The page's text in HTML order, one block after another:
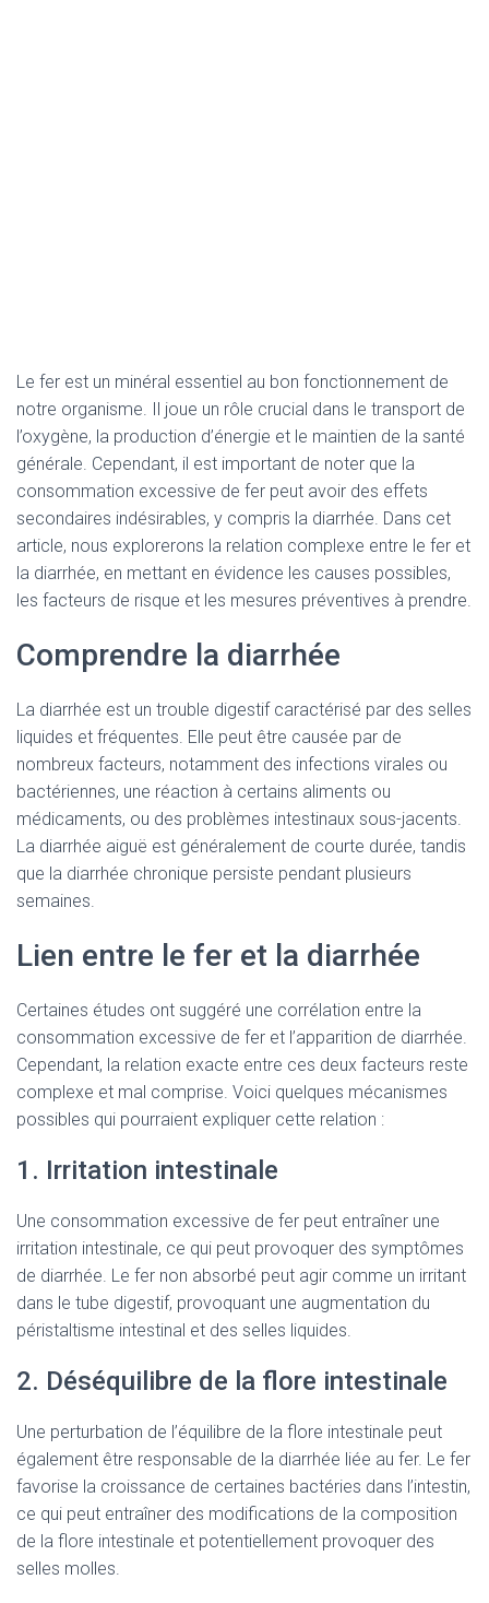
Le fer est un minéral essentiel au bon fonctionnement de
notre organisme. Il joue un rôle crucial dans le transport de
l’oxygène, la production d’énergie et le maintien de la santé
générale. Cependant, il est important de noter que la
consommation excessive de fer peut avoir des effets
secondaires indésirables, y compris la diarrhée. Dans cet
article, nous explorerons la relation complexe entre le fer et
la diarrhée, en mettant en évidence les causes possibles,
les facteurs de risque et les mesures préventives à prendre.
Comprendre la diarrhée
La diarrhée est un trouble digestif caractérisé par des selles
liquides et fréquentes. Elle peut être causée par de
nombreux facteurs, notamment des infections virales ou
bactériennes, une réaction à certains aliments ou
médicaments, ou des problèmes intestinaux sous-jacents.
La diarrhée aiguë est généralement de courte durée, tandis
que la diarrhée chronique persiste pendant plusieurs
semaines.
Lien entre le fer et la diarrhée
Certaines études ont suggéré une corrélation entre la
consommation excessive de fer et l’apparition de diarrhée.
Cependant, la relation exacte entre ces deux facteurs reste
complexe et mal comprise. Voici quelques mécanismes
possibles qui pourraient expliquer cette relation :
1. Irritation intestinale
Une consommation excessive de fer peut entraîner une
irritation intestinale, ce qui peut provoquer des symptômes
de diarrhée. Le fer non absorbé peut agir comme un irritant
dans le tube digestif, provoquant une augmentation du
péristaltisme intestinal et des selles liquides.
2. Déséquilibre de la flore intestinale
Une perturbation de l’équilibre de la flore intestinale peut
également être responsable de la diarrhée liée au fer. Le fer
favorise la croissance de certaines bactéries dans l’intestin,
ce qui peut entraîner des modifications de la composition
de la flore intestinale et potentiellement provoquer des
selles molles.